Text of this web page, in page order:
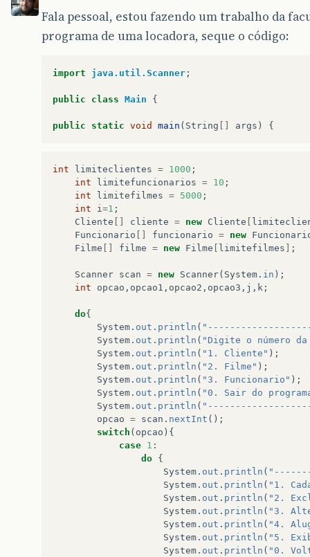
Fala pessoal, estou fazendo um trabalho da
programa de uma locadora, seque o código:
import java.util.Scanner ;
public class Main {
public static void main ( String args ) {
int limiteclientes = 1000 ;
int
limitefuncionarios = 10 ;
int
limitefilmes = 5000 ;
int
i=1 ;
Cliente
cliente = new Cliente
Funcionario
funcionario = new
Filme
filme = new Filme limitefilmes ;
Scanner scan = new Scanner( System . in );
int
opcao , opcao1 , opcao2 , opcao3 , j , k ;
do{
System . out . println (
System . out . println ( "Digite o número
System . out . println ( "1. Cliente" );
System . out . println ( "2. Filme" );
System . out . println ( "3. Funcionario" );
System . out . println ( "0. Sair do
System . out . println (
opcao = scan . nextInt ();
switch ( opcao ){
case 1 :
do {
System . out . println (
System . out . println ( "1.
System . out . println ( "2.
System . out . println ( "3.
System . out . println ( "4.
System . out . println ( "5.
System . out . println ( "0.